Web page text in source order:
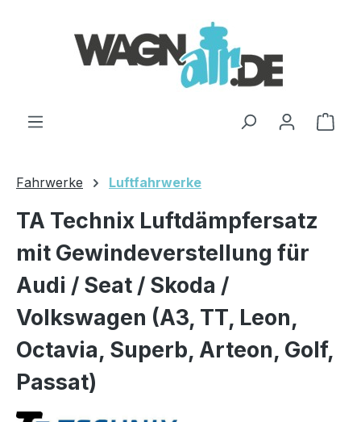
Fahrwerke Luftfahrwerke
TA Technix Luftdämpfersatz
mit Gewindeverstellung für
Audi / Seat / Skoda /
Volkswagen (A3, TT, Leon,
Octavia, Superb, Arteon, Golf,
Passat)